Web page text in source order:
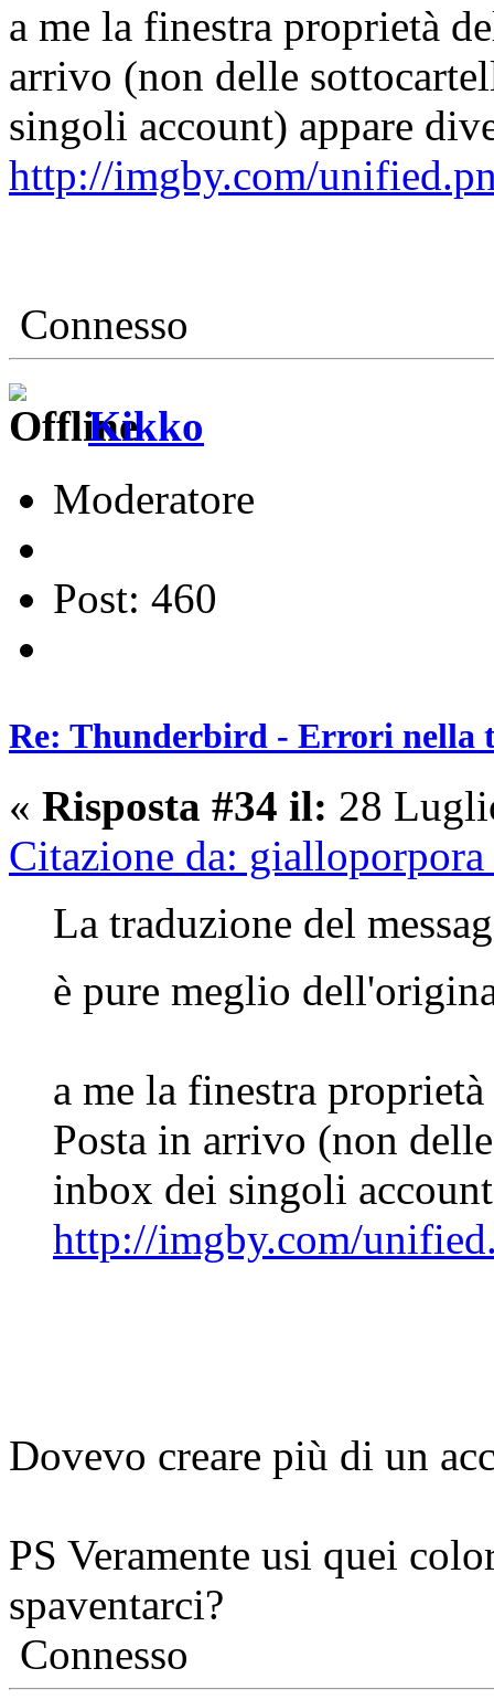
a me la finestra proprietà
arrivo (non delle
singoli account) appare
http://imgby.com/
Connesso
Kikko
Moderatore
Post: 460
Re: Thunderbird - Errori nella
« Risposta #34 il: 28
Citazione da:
La traduzione del
è pure meglio
a me la finestra
Posta in arrivo (non
inbox dei singoli
http://imgby.com/
Dovevo creare più di un
PS Veramente usi quei
spaventarci?
Connesso